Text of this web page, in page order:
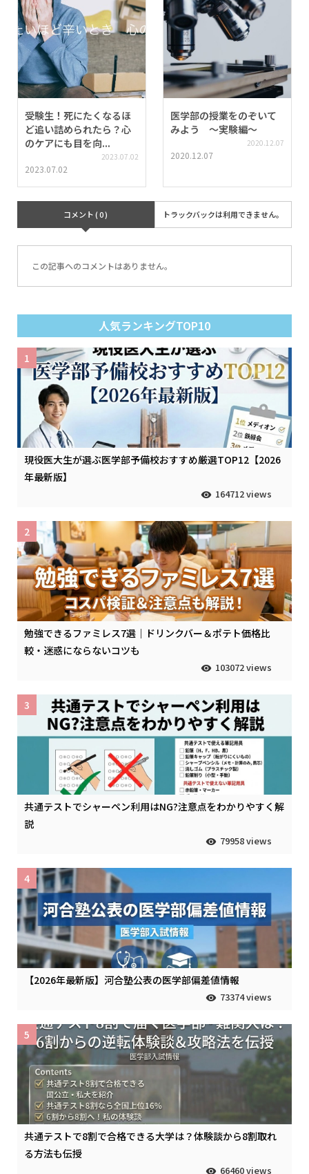
受験生！死にたくなるほ
ど追い詰められたら？心
のケアにも目を向...
2023.07.02
2023.07.02
医学部の授業をのぞいて
みよう 〜実験編〜
2020.12.07
2020.12.07
コメント ( 0 ) トラックバックは利用できません。
この記事へのコメントはありません。
人気ランキングTOP10
現役医大生が選ぶ医学部予備校おすすめ厳選TOP12【2026
年最新版】
164712 views
1
勉強できるファミレス7選｜ドリンクバー＆ポテト価格比
較・迷惑にならないコツも
103072 views
2
共通テストでシャーペン利用はNG?注意点をわかりやすく解
説
79958 views
3
【2026年最新版】河合塾公表の医学部偏差値情報
73374 views
4
共通テストで8割で合格できる大学は？体験談から8割取れ
る方法も伝授
66460 views
5